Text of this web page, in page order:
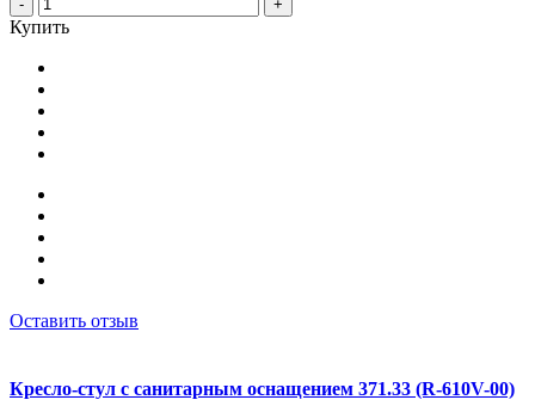
- +
Купить
Оставить отзыв
Кресло-стул с санитарным оснащением 371.33 (R-610V-00)